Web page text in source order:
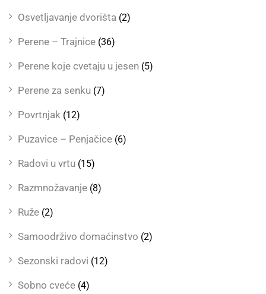
Osvetljavanje dvorišta (2)
Perene – Trajnice (36)
Perene koje cvetaju u jesen (5)
Perene za senku (7)
Povrtnjak (12)
Puzavice – Penjačice (6)
Radovi u vrtu (15)
Razmnožavanje (8)
Ruže (2)
Samoodrživo domaćinstvo (2)
Sezonski radovi (12)
Sobno cveće (4)